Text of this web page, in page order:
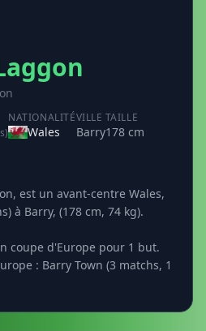
NATIONALITÉ
Wales
VILLE
Barry
TAILLE
178 cm
est un avant-centre Wales,
à Barry, (178 cm, 74 kg).
coupe d'Europe pour 1 but.
: Barry Town (3 matchs, 1